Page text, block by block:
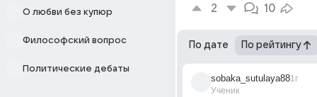
О любви без купюр
Философский вопрос
Политические дебаты
2 10
По дате По рейтингу
sobaka_sutulaya88
Ученик
1г